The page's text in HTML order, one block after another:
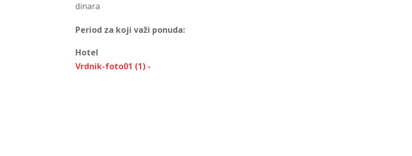
dinara
Period za koji važi ponuda:
Hotel
Vrdnik-foto01 (1) -